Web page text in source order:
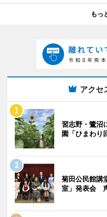
もっ
アクセ
習志野・鷺
園「ひまわり
菊田公民館講
室」発表会